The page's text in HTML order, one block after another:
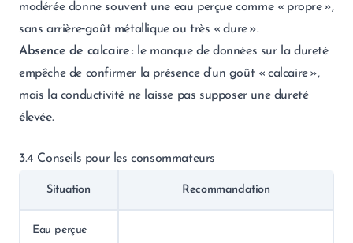
modérée donne souvent une eau perçue comme « propre »,
sans arrière‑goût métallique ou très « dure ».
Absence de calcaire: le manque de données sur la dureté
empêche de confirmer la présence d’un goût « calcaire »,
mais la conductivité ne laisse pas supposer une dureté
élevée.
3.4 Conseils pour les consommateurs
Situation Recommandation
Eau perçue